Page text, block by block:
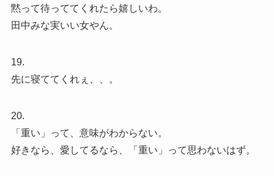
黙って待っててくれたら嬉しいわ。
田中みな実いい女やん。
19.
先に寝ててくれぇ、、。
20.
「重い」って、意味がわからない。
好きなら、愛してるなら、「重い」って思わないはず。